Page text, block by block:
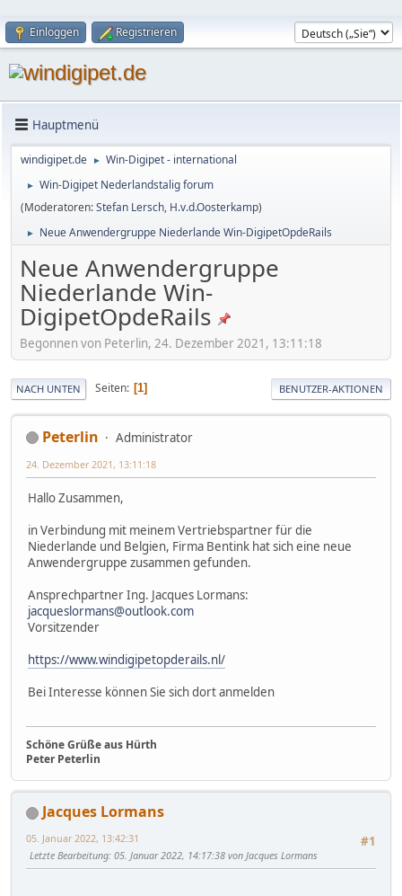
Einloggen Registrieren
Hauptmenü
windigipet.de ► Win-Digipet - international
►
Win-Digipet Nederlandstalig forum
(Moderatoren:Stefan Lersch, H.v.d.Oosterkamp)
► Neue Anwendergruppe Niederlande Win-DigipetOpdeRails
Neue Anwendergruppe
Niederlande Win-
DigipetOpdeRails
Begonnen von Peterlin, 24. Dezember 2021, 13:11:18
NACH UNTEN Seiten 1 BENUTZER-AKTIONEN
Peterlin Administrator
24. Dezember 2021, 13:11:18
Hallo Zusammen,
in Verbindung mit meinem Vertriebspartner für die
Niederlande und Belgien, Firma Bentink hat sich eine neue
Anwendergruppe zusammen gefunden.
Ansprechpartner Ing. Jacques Lormans:
jacqueslormans@outlook.com
Vorsitzender
https://www.windigipetopderails.nl/
Bei Interesse können Sie sich dort anmelden
Schöne Grüße aus Hürth
Peter Peterlin
Jacques Lormans
#1
05. Januar 2022, 13:42:31
Letzte Bearbeitung: 05. Januar 2022, 14:17:38 von Jacques Lormans